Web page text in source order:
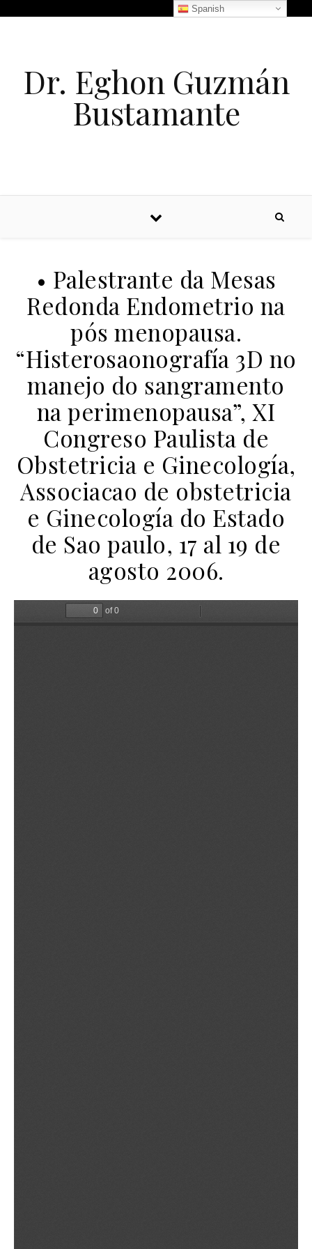
Dr. Eghon Guzmán
Bustamante
• Palestrante da Mesas
Redonda Endometrio na
pós menopausa.
“Histerosaonografía 3D no
manejo do sangramento
na perimenopausa”, XI
Congreso Paulista de
Obstetricia e Ginecología,
Associacao de obstetricia
e Ginecología do Estado
de Sao paulo, 17 al 19 de
agosto 2006.
Spanish